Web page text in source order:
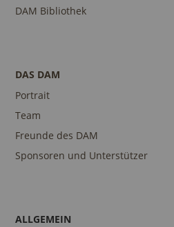
DAM Bibliothek
DAS DAM
Portrait
Team
Freunde des DAM
Sponsoren und Unterstützer
ALLGEMEIN